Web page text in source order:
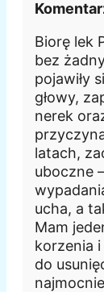
Biorę lek
bez
pojawiły
głowy,
nerek
latach,
uboczne
ucha, a
Mam
korzenia i
do